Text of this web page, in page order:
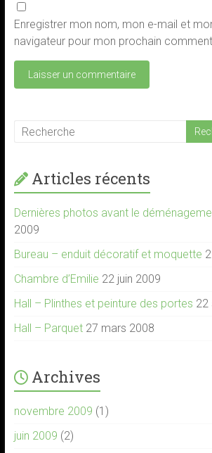
Enregistrer mon nom, mon e-mail et
navigateur pour mon prochain
Articles récents
Dernières photos avant le
2009
Bureau – enduit décoratif et moquette
Chambre d’Emilie 22 juin 2009
Hall – Plinthes et peinture des portes 22
Hall – Parquet 27 mars 2008
Archives
novembre 2009 (1)
juin 2009 (2)